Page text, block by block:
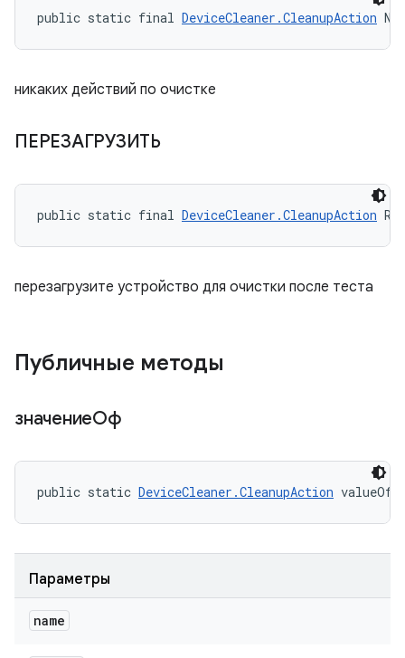
public static final DeviceCleaner.CleanupAction
никаких действий по очистке
ПЕРЕЗАГРУЗИТЬ
public static final DeviceCleaner.CleanupAction
перезагрузите устройство для очистки после теста
Публичные методы
значениеОф
public static DeviceCleaner.CleanupAction valueOf
Параметры
name